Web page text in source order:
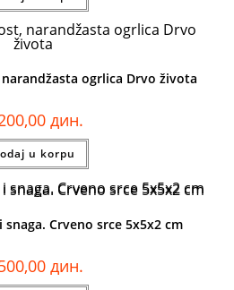
ogrlica Drvo života
дин.
u korpu
Crveno srce 5x5x2 cm
дин.